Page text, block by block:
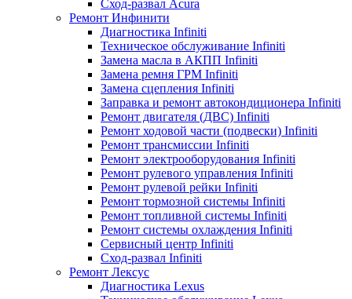
Сход-развал Acura
Ремонт Инфинити
Диагностика Infiniti
Техническое обслуживание Infiniti
Замена масла в АКПП Infiniti
Замена ремня ГРМ Infiniti
Замена сцепления Infiniti
Заправка и ремонт автокондиционера Infiniti
Ремонт двигателя (ДВС) Infiniti
Ремонт ходовой части (подвески) Infiniti
Ремонт трансмиссии Infiniti
Ремонт электрооборудования Infiniti
Ремонт рулевого управления Infiniti
Ремонт рулевой рейки Infiniti
Ремонт тормозной системы Infiniti
Ремонт топливной системы Infiniti
Ремонт системы охлаждения Infiniti
Сервисный центр Infiniti
Сход-развал Infiniti
Ремонт Лексус
Диагностика Lexus